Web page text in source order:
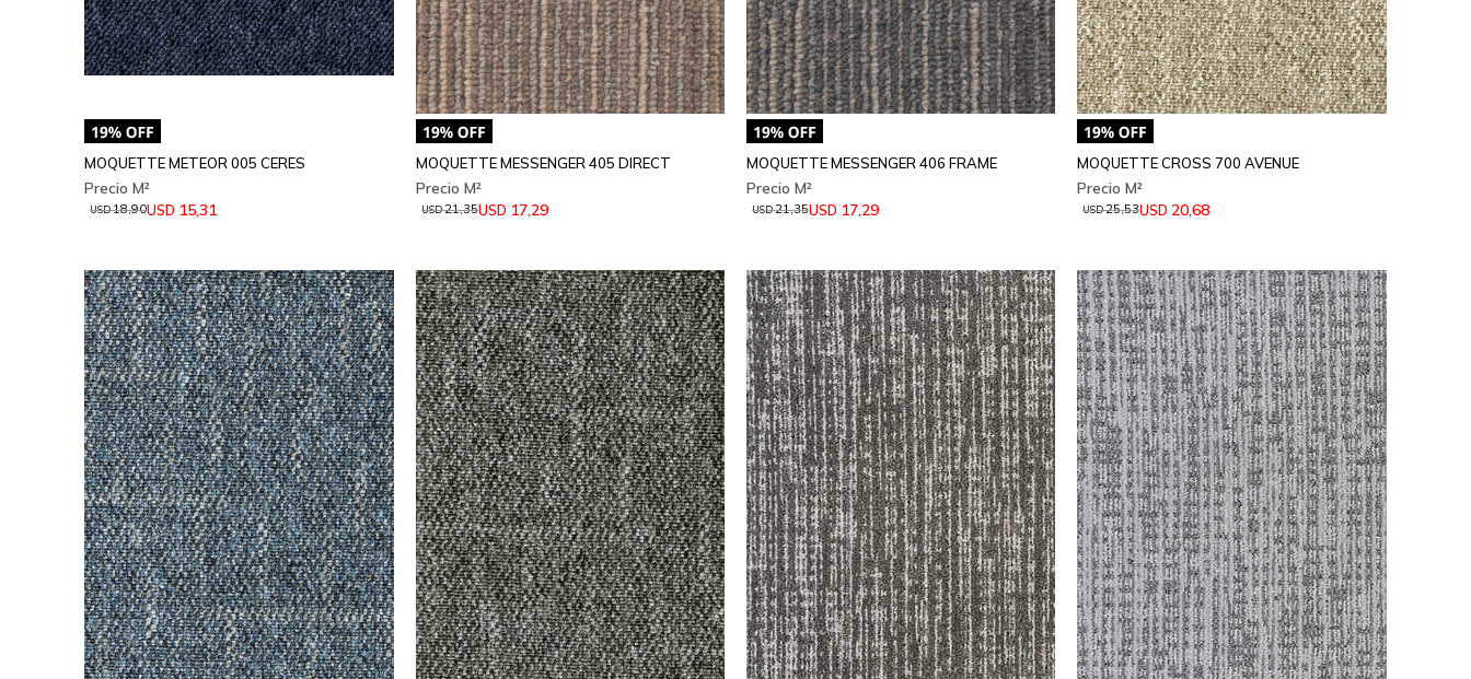
MOQUETTE METEOR 005 CERES
USD 15,31
USD18,90
MOQUETTE MESSENGER 405 DIRECT
USD 17,29
USD21,35
MOQUETTE MESSENGER 406 FRAME
USD 17,29
USD21,35
MOQUETTE CROSS 700 AVENUE
USD 20,68
USD25,53